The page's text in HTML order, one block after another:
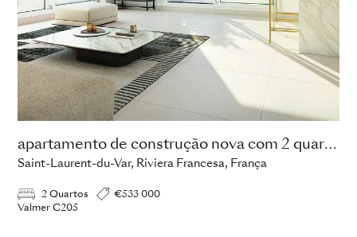
apartamento de construção nova com 2 quartos
Saint-Laurent-du-Var, Riviera Francesa, França
2 Quartos
€533 000
Valmer C205